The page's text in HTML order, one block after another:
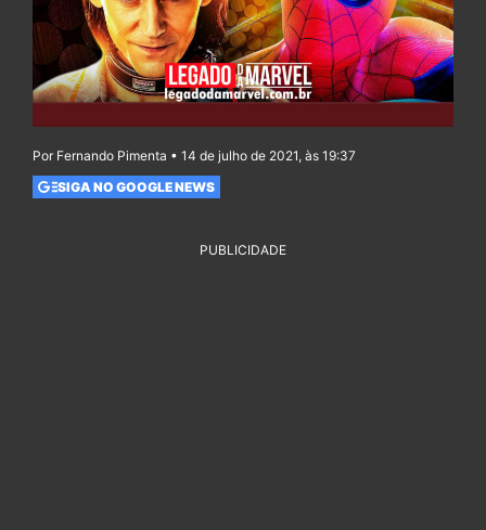
Por Fernando Pimenta • 14 de julho de 2021, às 19:37
SIGA NO GOOGLE NEWS
PUBLICIDADE